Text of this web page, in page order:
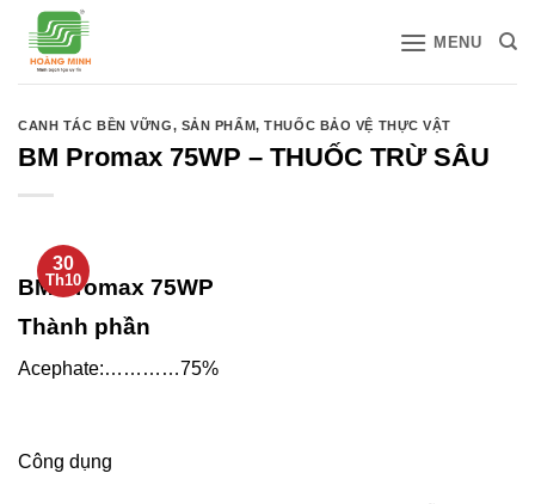
qua
MENU
CANH TÁC BỀN VỮNG, SẢN PHẨM,THUỐC BẢO VỆ THỰC VẬT
BM Promax 75WP – THUỐC TRỪ SÂU
30
Th10
BM Promax 75WP
Thành phần
Acephate:…………75%
Công dụng